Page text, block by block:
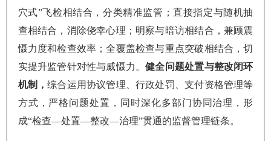
穴式”飞检相结合，分类精准监管；直接指定与随机抽
查相结合，消除侥幸心理；明察与暗访相结合，兼顾震
慑力度和检查效率；全覆盖检查与重点突破相结合，切
实提升监管针对性与威慑力。健全问题处置与整改闭环
机制，综合运用协议管理、行政处罚、支付资格管理等
方式，严格问题处置，同时深化多部门协同治理，形
成“检查—处置—整改—治理”贯通的监督管理链条。